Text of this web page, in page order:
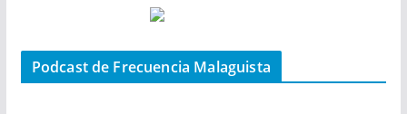
Podcast de Frecuencia Malaguista